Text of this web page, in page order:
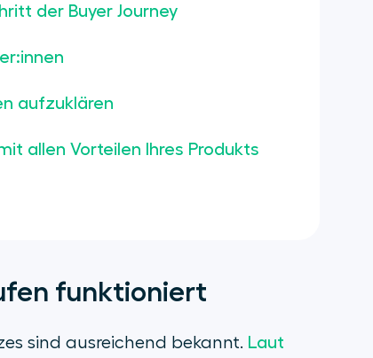
der Buyer Journey
aufzuklären
allen Vorteilen Ihres Produkts
funktioniert
sind ausreichend bekannt. Laut